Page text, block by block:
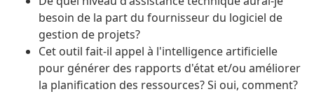
besoin de la part du fournisseur du logiciel de
gestion de projets?
Cet outil fait-il appel à l'intelligence artificielle
pour générer des rapports d'état et/ou améliorer
la planification des ressources? Si oui, comment?